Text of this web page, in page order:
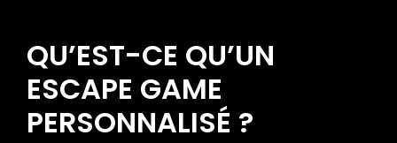
QU’EST-CE QU’UN
ESCAPE GAME
PERSONNALISÉ ?